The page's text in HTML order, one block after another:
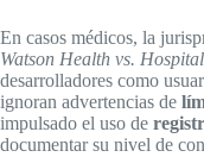
En casos médicos, la
Watson Health vs.
desarrolladores como
ignoran advertencias de
impulsado el uso de
documentar su nivel de